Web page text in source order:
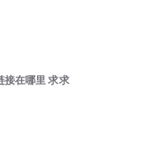
接在哪里 求求